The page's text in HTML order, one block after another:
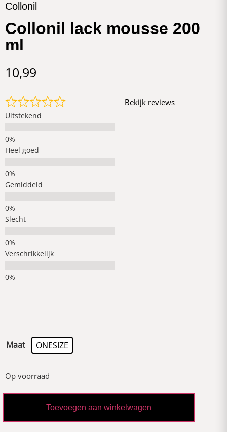
Collonil
Collonil lack mousse 200
ml
10,99
Uitstekend
Heel goed
Gemiddeld
Slecht
Verschrikkelijk
Bekijk reviews
Maat ONESIZE
Op voorraad
Toevoegen aan winkelwagen